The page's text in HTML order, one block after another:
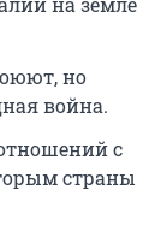
но
война.
с
страны